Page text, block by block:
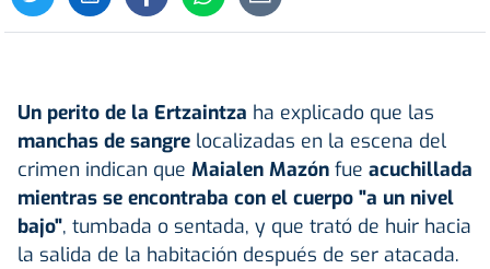
Un perito de la Ertzaintza ha explicado que las
manchas de sangre localizadas en la escena del
crimen indican que Maialen Mazón fue acuchillada
mientras se encontraba con el cuerpo "a un nivel
bajo", tumbada o sentada, y que trató de huir hacia
la salida de la habitación después de ser atacada.